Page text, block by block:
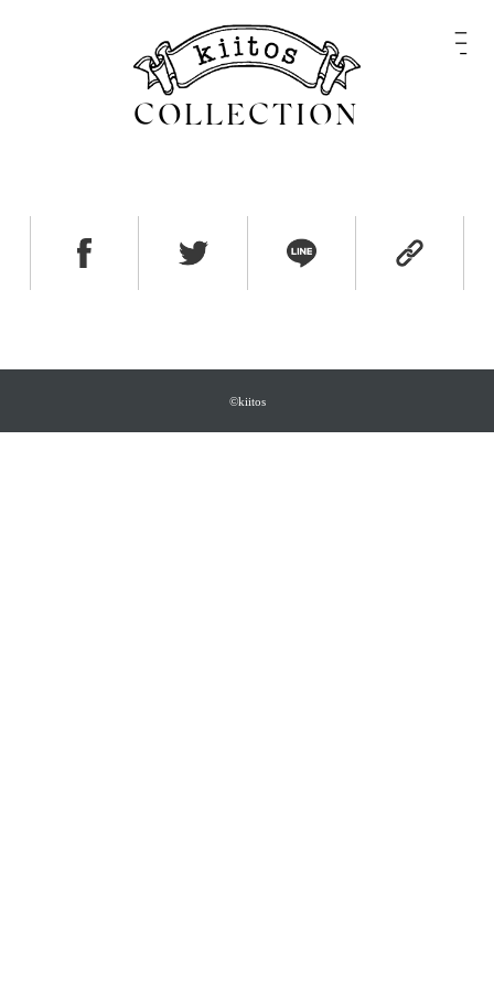
COLLECTION
©kiitos